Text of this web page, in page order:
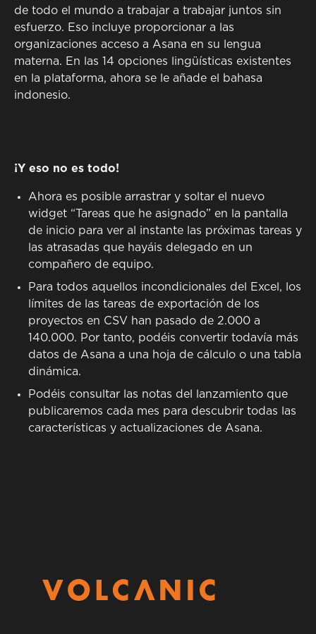
de todo el mundo a trabajar a trabajar juntos sin
esfuerzo. Eso incluye proporcionar a las
organizaciones acceso a Asana en su lengua
materna. En las 14 opciones lingüísticas existentes
en la plataforma, ahora se le añade el bahasa
indonesio.
¡Y eso no es todo!
Ahora es posible arrastrar y soltar el nuevo
widget “Tareas que he asignado” en la pantalla
de inicio para ver al instante las próximas tareas y
las atrasadas que hayáis delegado en un
compañero de equipo.
Para todos aquellos incondicionales del Excel, los
límites de las tareas de exportación de los
proyectos en CSV han pasado de 2.000 a
140.000. Por tanto, podéis convertir todavía más
datos de Asana a una hoja de cálculo o una tabla
dinámica.
Podéis consultar las notas del lanzamiento que
publicaremos cada mes para descubrir todas las
características y actualizaciones de Asana.